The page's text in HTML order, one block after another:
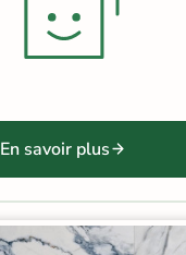
En savoir plus